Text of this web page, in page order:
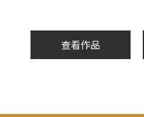
查看作品